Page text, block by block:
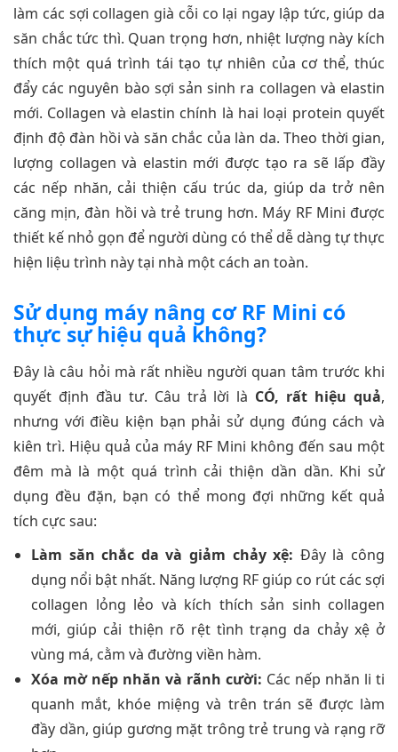
làm các sợi collagen già cỗi co lại ngay lập tức, giúp da
săn chắc tức thì. Quan trọng hơn, nhiệt lượng này kích
thích một quá trình tái tạo tự nhiên của cơ thể, thúc
đẩy các nguyên bào sợi sản sinh ra collagen và elastin
mới. Collagen và elastin chính là hai loại protein quyết
định độ đàn hồi và săn chắc của làn da. Theo thời gian,
lượng collagen và elastin mới được tạo ra sẽ lấp đầy
các nếp nhăn, cải thiện cấu trúc da, giúp da trở nên
căng mịn, đàn hồi và trẻ trung hơn. Máy RF Mini được
thiết kế nhỏ gọn để người dùng có thể dễ dàng tự thực
hiện liệu trình này tại nhà một cách an toàn.
Sử dụng máy nâng cơ RF Mini có
thực sự hiệu quả không?
Đây là câu hỏi mà rất nhiều người quan tâm trước khi
quyết định đầu tư. Câu trả lời là CÓ, rất hiệu quả,
nhưng với điều kiện bạn phải sử dụng đúng cách và
kiên trì. Hiệu quả của máy RF Mini không đến sau một
đêm mà là một quá trình cải thiện dần dần. Khi sử
dụng đều đặn, bạn có thể mong đợi những kết quả
tích cực sau:
Làm săn chắc da và giảm chảy xệ: Đây là công
dụng nổi bật nhất. Năng lượng RF giúp co rút các sợi
collagen lỏng lẻo và kích thích sản sinh collagen
mới, giúp cải thiện rõ rệt tình trạng da chảy xệ ở
vùng má, cằm và đường viền hàm.
Xóa mờ nếp nhăn và rãnh cười: Các nếp nhăn li ti
quanh mắt, khóe miệng và trên trán sẽ được làm
đầy dần, giúp gương mặt trông trẻ trung và rạng rỡ